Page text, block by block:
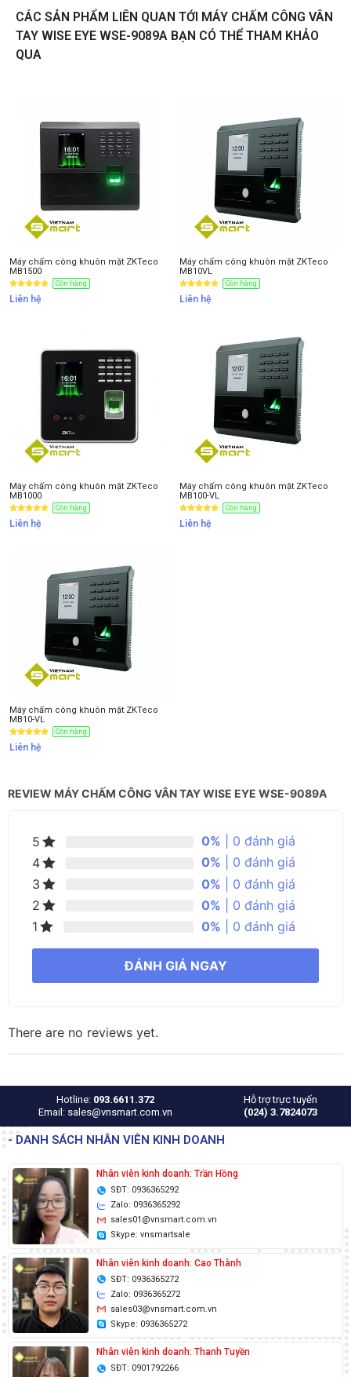
CÁC SẢN PHẨM LIÊN QUAN TỚI MÁY CHẤM CÔNG VÂN
TAY WISE EYE WSE-9089A BẠN CÓ THỂ THAM KHẢO
QUA
Máy chấm công khuôn mặt ZKTeco
MB1500
Còn hàng
Liên hệ
Máy chấm công khuôn mặt ZKTeco
MB10VL
Còn hàng
Liên hệ
Máy chấm công khuôn mặt ZKTeco
MB1000
Còn hàng
Liên hệ
Máy chấm công khuôn mặt ZKTeco
MB100-VL
Còn hàng
Liên hệ
Máy chấm công khuôn mặt ZKTeco
MB10-VL
Còn hàng
Liên hệ
REVIEW MÁY CHẤM CÔNG VÂN TAY WISE EYE WSE-9089A
5 0% | 0 đánh giá
4
0% | 0 đánh giá
3
0% | 0 đánh giá
2
0% | 0 đánh giá
1
0% | 0 đánh giá
ĐÁNH GIÁ NGAY
There are no reviews yet.
Hotline: 093.6611.372
Email: sales@vnsmart.com.vn
Hỗ trợ trực tuyến
(024) 3.7824073
- DANH SÁCH NHÂN VIÊN KINH DOANH
Nhân viên kinh doanh: Trần Hồng
SĐT: 0936365292
Zalo: 0936365292
sales01@vnsmart.com.vn
Skype: vnsmartsale
Nhân viên kinh doanh: Cao Thành
SĐT: 0936365272
Zalo: 0936365272
sales03@vnsmart.com.vn
Skype: 0936365272
Nhân viên kinh doanh: Thanh Tuyền
SĐT: 0901792266
Liên hệ
Anh Chị
Anh/Chị có dùng ZALO số này Tôi Không dùng